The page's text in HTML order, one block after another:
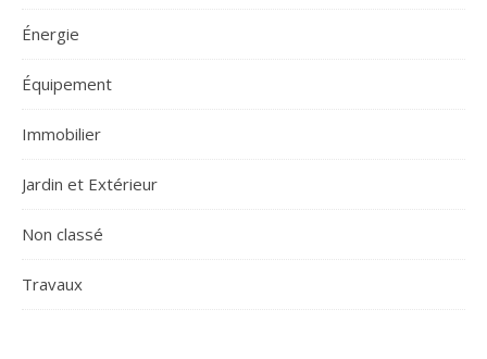
Énergie
Équipement
Immobilier
Jardin et Extérieur
Non classé
Travaux